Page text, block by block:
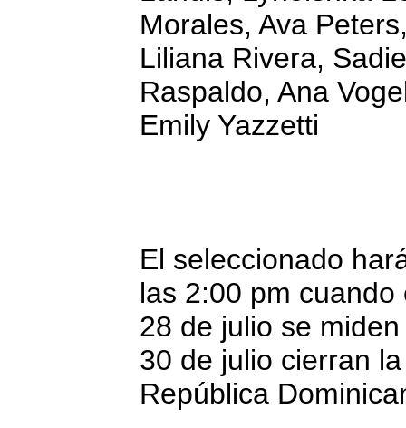
Morales, Ava
Liliana Rivera,
Raspaldo, Ana
Emily Yazzetti
El seleccionado
las 2:00 pm
28 de julio se
30 de julio cierran
República